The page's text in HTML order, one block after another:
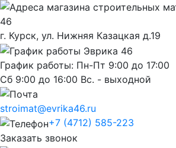
г. Курск, ул. Нижняя Казацкая д.19
График работы: Пн-Пт 9:00 до 17:00
Сб 9:00 до 16:00 Вс. - выходной
stroimat@evrika46.ru
+7 (4712) 585-223
Заказать звонок